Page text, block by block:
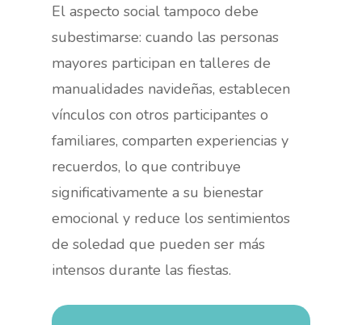
El aspecto social tampoco debe
subestimarse: cuando las personas
mayores participan en talleres de
manualidades navideñas, establecen
vínculos con otros participantes o
familiares, comparten experiencias y
recuerdos, lo que contribuye
significativamente a su bienestar
emocional y reduce los sentimientos
de soledad que pueden ser más
intensos durante las fiestas.